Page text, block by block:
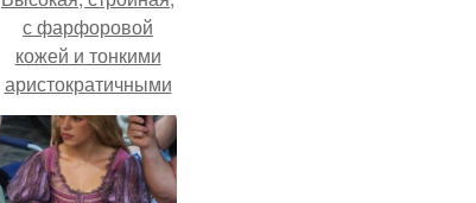
с фарфоровой
кожей и тонкими
аристократичными
чертами, эль
выглядит так, будто
сошла с полотна